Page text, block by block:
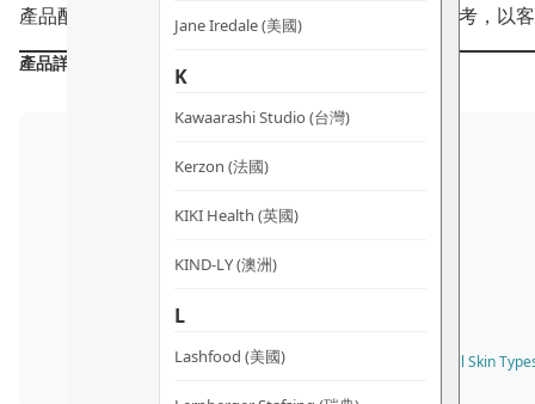
Jane Iredale (美國)
K
Kawaarashi Studio (台灣)
Kerzon (法國)
KIKI Health (英國)
KIND-LY (澳洲)
L
Lashfood (美國)
產品配方會不時作出更改，所有產品主要成分謹供參考，以
產品詳情
✓ 所有膚質 All Skin